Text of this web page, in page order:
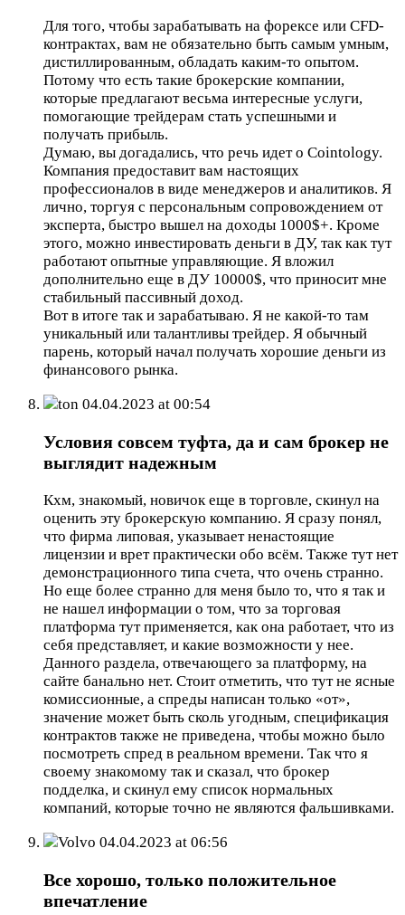
Для того, чтобы зарабатывать на форексе или CFD-
контрактах, вам не обязательно быть самым умным,
дистиллированным, обладать каким-то опытом.
Потому что есть такие брокерские компании,
которые предлагают весьма интересные услуги,
помогающие трейдерам стать успешными и
получать прибыль.
Думаю, вы догадались, что речь идет о Cointology.
Компания предоставит вам настоящих
профессионалов в виде менеджеров и аналитиков. Я
лично, торгуя с персональным сопровождением от
эксперта, быстро вышел на доходы 1000$+. Кроме
этого, можно инвестировать деньги в ДУ, так как тут
работают опытные управляющие. Я вложил
дополнительно еще в ДУ 10000$, что приносит мне
стабильный пассивный доход.
Вот в итоге так и зарабатываю. Я не какой-то там
уникальный или талантливы трейдер. Я обычный
парень, который начал получать хорошие деньги из
финансового рынка.
ton 04.04.2023 at 00:54
Условия совсем туфта, да и сам брокер не
выглядит надежным
Кхм, знакомый, новичок еще в торговле, скинул на
оценить эту брокерскую компанию. Я сразу понял,
что фирма липовая, указывает ненастоящие
лицензии и врет практически обо всём. Также тут нет
демонстрационного типа счета, что очень странно.
Но еще более странно для меня было то, что я так и
не нашел информации о том, что за торговая
платформа тут применяется, как она работает, что из
себя представляет, и какие возможности у нее.
Данного раздела, отвечающего за платформу, на
сайте банально нет. Стоит отметить, что тут не ясные
комиссионные, а спреды написан только «от»,
значение может быть сколь угодным, спецификация
контрактов также не приведена, чтобы можно было
посмотреть спред в реальном времени. Так что я
своему знакомому так и сказал, что брокер
подделка, и скинул ему список нормальных
компаний, которые точно не являются фальшивками.
Volvo 04.04.2023 at 06:56
Все хорошо, только положительное
впечатление